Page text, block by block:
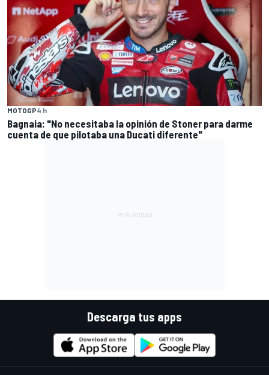
MOTOGP4 h
Bagnaia: "No necesitaba la opinión de Stoner para darme
cuenta de que pilotaba una Ducati diferente"
Descarga tus apps